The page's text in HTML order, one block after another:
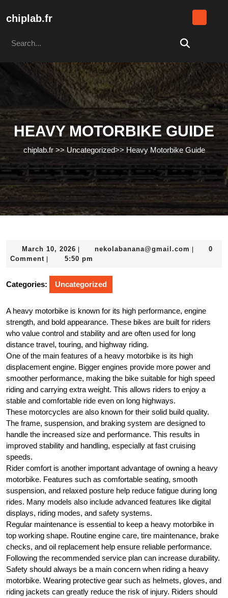
chiplab.fr
for:
HEAVY MOTORBIKE GUIDE
chiplab.fr>> Uncategorized>> Heavy Motorbike Guide
March 10, 2026 March
10,
nekolabanana@gmail.com
0
Comment
5:50 pm
Categories: Uncategorized
A heavy motorbike is known for its high performance, engine
strength, and bold appearance. These bikes are built for riders
who value control and stability and are often used for long
distance travel, touring, and highway riding.
One of the main features of a heavy motorbike is its high
displacement engine. Bigger engines provide more power and
smoother performance, making the bike suitable for high speed
riding and carrying extra weight. This allows riders to enjoy a
stable and comfortable ride even on long highways.
These motorcycles are also known for their solid build quality.
The frame, suspension, and braking system are designed to
handle the increased size and performance. This results in
improved stability and handling, especially at fast cruising
speeds.
Rider comfort is another important advantage of owning a heavy
motorbike. Features such as comfortable seating, smooth
suspension, and relaxed posture help reduce fatigue during long
rides. Many models also include advanced features like digital
displays, riding modes, and safety systems.
Regular maintenance is essential to keep a heavy motorbike in
top working shape. Routine engine care, tire maintenance, brake
checks, and oil replacement help ensure reliable performance.
Following the recommended service plan can increase durability.
Safety should always be a main concern when riding a heavy
motorbike. Wearing protective gear such as helmets, gloves, and
riding jackets can greatly reduce the risk of injury. Riders should